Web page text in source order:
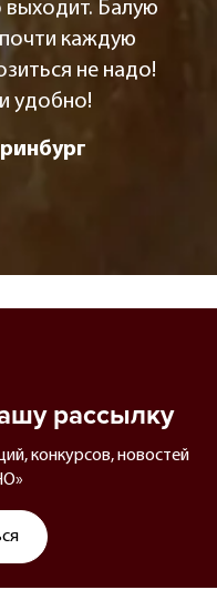
выходит. Балую
каждую
не надо!
удобно!
рассылку
конкурсов, новостей